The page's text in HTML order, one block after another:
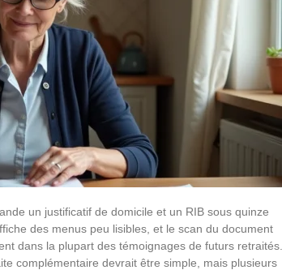
un justificatif de domicile et un RIB sous quinze
des menus peu lisibles, et le scan du document
dans la plupart des témoignages de futurs retraités.
complémentaire devrait être simple, mais plusieurs